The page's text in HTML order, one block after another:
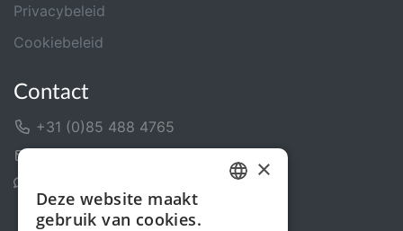
Privacybeleid
Cookiebeleid
Contact
+31 (0)85 488 4765
×
Deze website maakt
gebruik van cookies.